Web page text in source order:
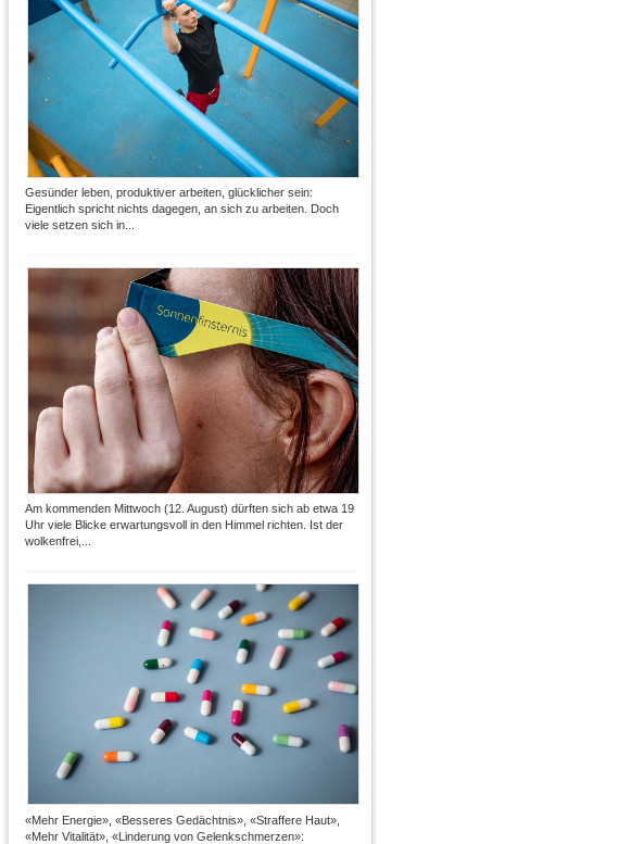
Gesünder leben, produktiver arbeiten, glücklicher sein:
Eigentlich spricht nichts dagegen, an sich zu arbeiten. Doch
viele setzen sich in...
Am kommenden Mittwoch (12. August) dürften sich ab etwa 19
Uhr viele Blicke erwartungsvoll in den Himmel richten. Ist der
wolkenfrei,...
«Mehr Energie», «Besseres Gedächtnis», «Straffere Haut»,
«Mehr Vitalität», «Linderung von Gelenkschmerzen»: